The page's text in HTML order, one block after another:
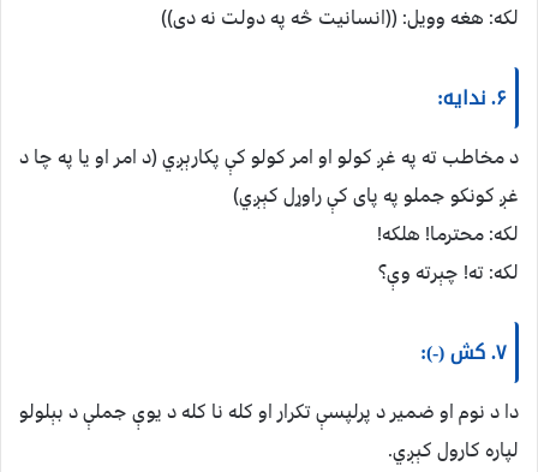
لکه: هغه وویل: ((انسانیت څه په دولت نه دی))
۶. ندایه:
د مخاطب ته په غږ کولو او امر کولو کې پکارېږي (د امر او یا په چا د
غږ کونکو جملو په پای کې راوړل کېږي)
لکه: محترما! هلکه!
لکه: ته! چېرته وې؟
۷. کش (-):
دا د نوم او ضمیر د پرلپسې تکرار او کله نا کله د یوې جملې د بېلولو
لپاره کارول کېږي.